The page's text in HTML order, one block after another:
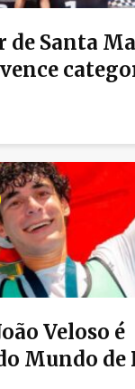
de Santa
Veloso é
Mundo de